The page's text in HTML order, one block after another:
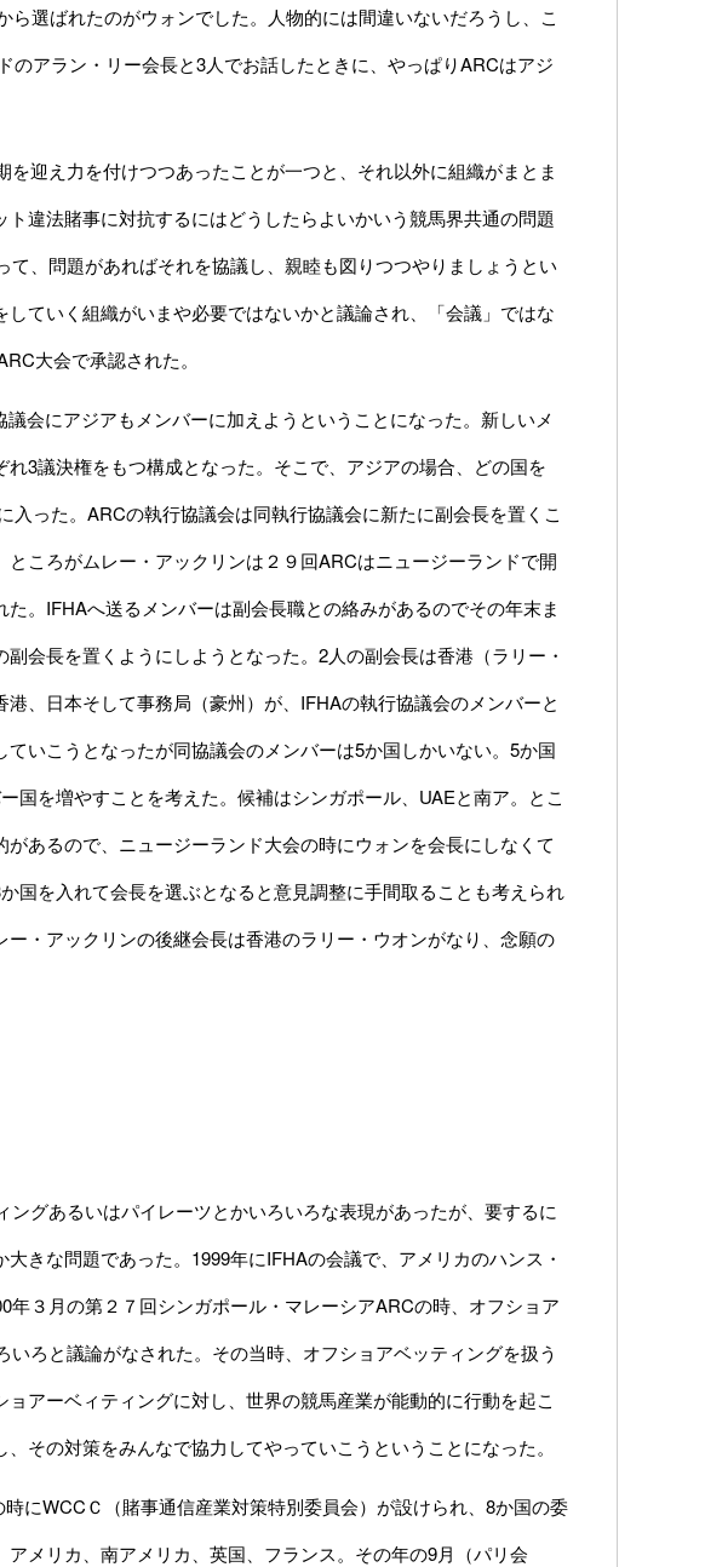
選ばれたのがウォンでした。人物的には間違いないだろうし、こ
アラン・リー会長と3人でお話したときに、やっぱりARCはアジ
迎え力を付けつつあったことが一つと、それ以外に組織がまとま
違法賭事に対抗するにはどうしたらよいかいう競馬界共通の問題
、問題があればそれを協議し、親睦も図りつつやりましょうとい
ていく組織がいまや必要ではないかと議論され、「会議」ではな
大会で承認された。
会にアジアもメンバーに加えようということになった。新しいメ
3議決権をもつ構成となった。そこで、アジアの場合、どの国を
った。ARCの執行協議会は同執行協議会に新たに副会長を置くこ
ころがムレー・アックリンは２９回ARCはニュージーランドで開
。IFHAへ送るメンバーは副会長職との絡みがあるのでその年末ま
会長を置くようにしようとなった。2人の副会長は香港（ラリー・
、日本そして事務局（豪州）が、IFHAの執行協議会のメンバーと
いこうとなったが同協議会のメンバーは5か国しかいない。5か国
国を増やすことを考えた。候補はシンガポール、UAEと南ア。とこ
あるので、ニュージーランド大会の時にウォンを会長にしなくて
国を入れて会長を選ぶとなると意見調整に手間取ることも考えられ
・アックリンの後継会長は香港のラリー・ウオンがなり、念願の
グあるいはパイレーツとかいろいろな表現があったが、要するに
きな問題であった。1999年にIFHAの会議で、アメリカのハンス・
３月の第２７回シンガポール・マレーシアARCの時、オフショア
ろと議論がなされた。その当時、オフショアベッティングを扱う
アーベィティングに対し、世界の競馬産業が能動的に行動を起こ
その対策をみんなで協力してやっていこうということになった。
にWCCＣ（賭事通信産業対策特別委員会）が設けられ、8か国の委
メリカ、南アメリカ、英国、フランス。その年の9月（パリ会